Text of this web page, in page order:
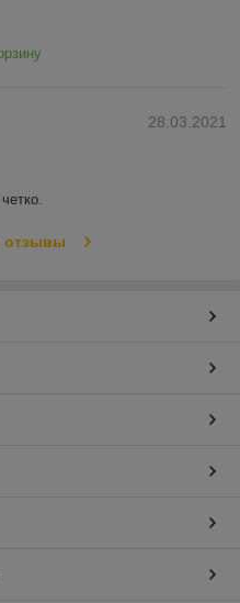
28.03.2021
отзывы